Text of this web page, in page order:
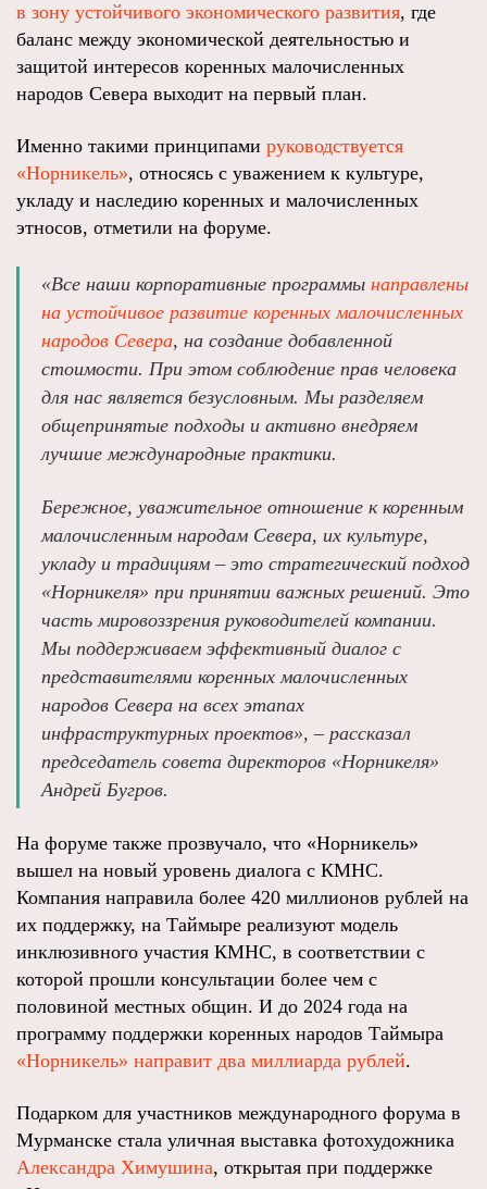
в зону устойчивого экономического развития, где
баланс между экономической деятельностью и
защитой интересов коренных малочисленных
народов Севера выходит на первый план.
Именно такими принципами руководствуется
«Норникель», относясь с уважением к культуре,
укладу и наследию коренных и малочисленных
этносов, отметили на форуме.
«Все наши корпоративные программы направлены
на устойчивое развитие коренных малочисленных
народов Севера, на создание добавленной
стоимости. При этом соблюдение прав человека
для нас является безусловным. Мы разделяем
общепринятые подходы и активно внедряем
лучшие международные практики.
Бережное, уважительное отношение к коренным
малочисленным народам Севера, их культуре,
укладу и традициям – это стратегический подход
«Норникеля» при принятии важных решений. Это
часть мировоззрения руководителей компании.
Мы поддерживаем эффективный диалог с
представителями коренных малочисленных
народов Севера на всех этапах
инфраструктурных проектов», – рассказал
председатель совета директоров «Норникеля»
Андрей Бугров.
На форуме также прозвучало, что «Норникель»
вышел на новый уровень диалога с КМНС.
Компания направила более 420 миллионов рублей на
их поддержку, на Таймыре реализуют модель
инклюзивного участия КМНС, в соответствии с
которой прошли консультации более чем с
половиной местных общин. И до 2024 года на
программу поддержки коренных народов Таймыра
«Норникель» направит два миллиарда рублей.
Подарком для участников международного форума в
Мурманске стала уличная выставка фотохудожника
Александра Химушина, открытая при поддержке